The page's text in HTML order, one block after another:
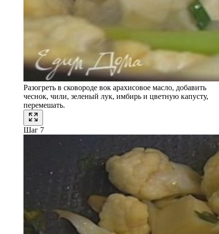
Разогреть в сковороде вок арахисовое масло, добавить
чеснок, чили, зеленый лук, имбирь и цветную капусту,
перемешать.
Шаг 7